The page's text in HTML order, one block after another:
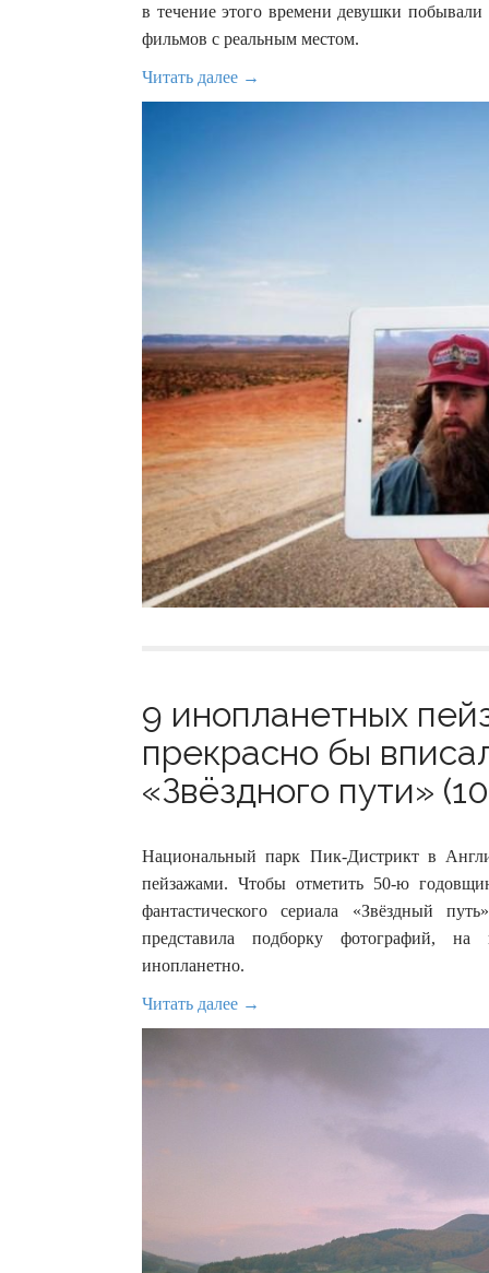
в течение этого времени девушки побывали
фильмов с реальным местом.
Читать далее →
9 инопланетных
прекрасно бы
«Звёздного пути»
Национальный парк Пик-Дистрикт в
пейзажами. Чтобы отметить 50-ю
фантастического сериала «Звёздный
представила подборку фотографий, на
инопланетно.
Читать далее →